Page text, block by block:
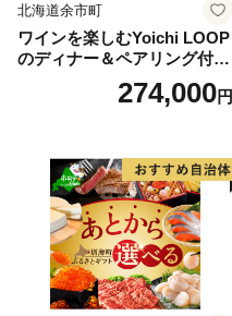
北海道余市町
ワインを楽しむYoichi LOOP
のディナー＆ペアリング付宿
泊プラン＜デラックスツイン
274,000円